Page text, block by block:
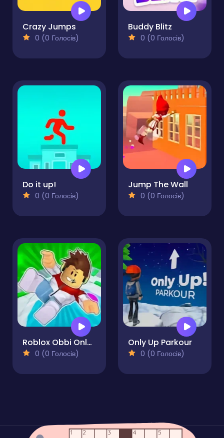
Crazy Jumps
0 (0 Голосів)
Buddy Blitz
0 (0 Голосів)
Do it up!
0 (0 Голосів)
Jump The Wall
0 (0 Голосів)
Roblox Obbi Only Up
0 (0 Голосів)
Only Up Parkour
0 (0 Голосів)